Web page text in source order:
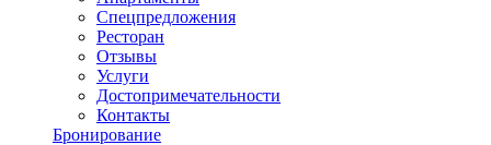
Спецпредложения
Ресторан
Отзывы
Услуги
Достопримечательности
Контакты
Бронирование